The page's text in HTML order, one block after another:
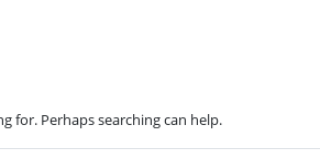
for. Perhaps searching can help.